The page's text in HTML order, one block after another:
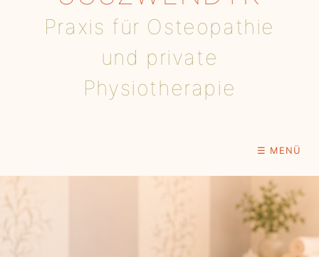
Praxis für Osteopathie
und private
Physiotherapie
☰ MENÜ